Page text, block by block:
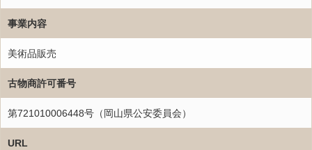
事業内容
美術品販売
古物商許可番号
第721010006448号（岡山県公安委員会）
URL